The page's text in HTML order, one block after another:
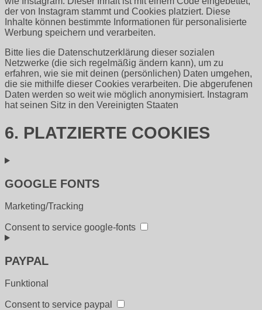
der von Instagram stammt und Cookies platziert. Diese
Inhalte können bestimmte Informationen für personalisierte
Werbung speichern und verarbeiten.
Bitte lies die Datenschutzerklärung dieser sozialen
Netzwerke (die sich regelmäßig ändern kann), um zu
erfahren, wie sie mit deinen (persönlichen) Daten umgehen,
die sie mithilfe dieser Cookies verarbeiten. Die abgerufenen
Daten werden so weit wie möglich anonymisiert. Instagram
hat seinen Sitz in den Vereinigten Staaten
6. PLATZIERTE COOKIES
GOOGLE FONTS
Marketing/Tracking
Consent to service google-fonts
PAYPAL
Funktional
Consent to service paypal